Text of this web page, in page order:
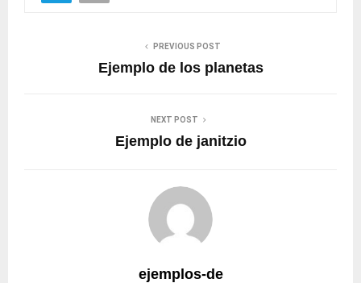
PREVIOUS POST
Ejemplo de los planetas
NEXT POST
Ejemplo de janitzio
ejemplos-de